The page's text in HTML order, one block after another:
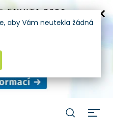
aby Vám neutekla žádná